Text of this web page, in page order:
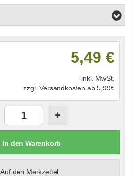
5,49 €
inkl. MwSt.
zzgl. Versandkosten ab 5,99€
In den Warenkorb
Auf den Merkzettel